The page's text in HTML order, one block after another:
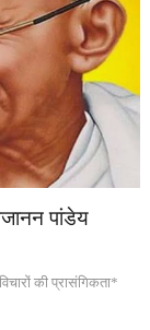
पांडेय
की प्रासंगिकता*